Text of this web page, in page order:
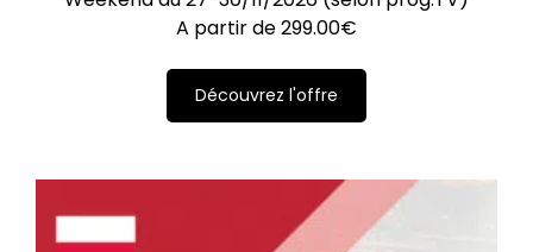
A partir de299.00€
Découvrez l'offre